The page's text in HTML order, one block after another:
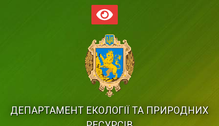
ДЕПАРТАМЕНТ ЕКОЛОГІЇ ТА ПРИРОДНИХ